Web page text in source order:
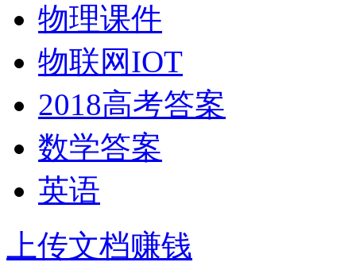
物理课件
物联网IOT
2018高考答案
数学答案
英语
上传文档赚钱